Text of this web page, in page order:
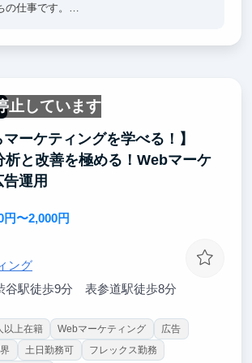
の仕事です。
止しています
マーケティングを学べる！】
析と改善を極める！Webマーケ
運用
円〜2,000円
ング
谷駅徒歩9分 表参道駅徒歩8分
以上在籍 Webマーケティング
広告
土日勤務可
フレックス勤務